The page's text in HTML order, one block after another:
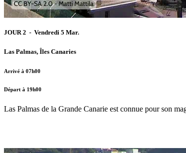
JOUR 2 - Vendredi 5 Mar.
Las Palmas, Îles Canaries
Arrivé à 07h00
Départ à 19h00
Las Palmas de la Grande Canarie est connue pour son